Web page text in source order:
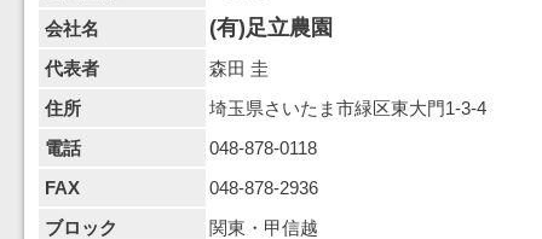
会社名
(有)足立農園
代表者
森田 圭
住所
埼玉県さいたま市緑区東大門1-3-4
電話
048-878-0118
FAX
048-878-2936
ブロック
関東・甲信越